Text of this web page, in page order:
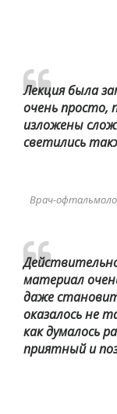
Лекция была
очень просто,
изложены
светились
Врач-
материал
даже
оказалось не
как думалось
приятный и